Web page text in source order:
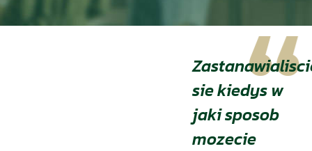
sie kiedys w
jaki sposob
mozecie